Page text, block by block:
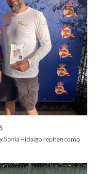
Sonia Hidalgo repiten como